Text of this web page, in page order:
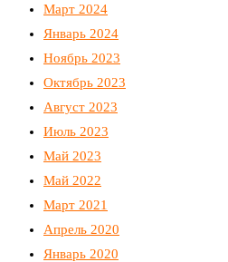
Март 2024
Январь 2024
Ноябрь 2023
Октябрь 2023
Август 2023
Июль 2023
Май 2023
Май 2022
Март 2021
Апрель 2020
Январь 2020